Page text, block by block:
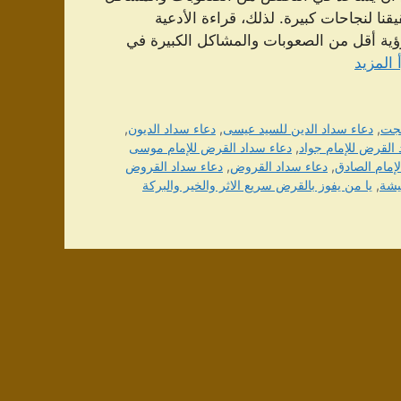
لنجاحات كبيرة. لذلك، قراءة الأدعية
رؤية أقل من الصعوبات والمشاكل الكبيرة في
المزيد
,دعاء سداد الدين للسيد عيسى,دعاء سداد الديون,
القرض للإمام جواد, دعاء سداد القرض للإمام موسى
الصادق, دعاء سداد القروض, دعاء سداد القروض
, يا من يفوز بالقرض سريع الاثر والخير والبركة